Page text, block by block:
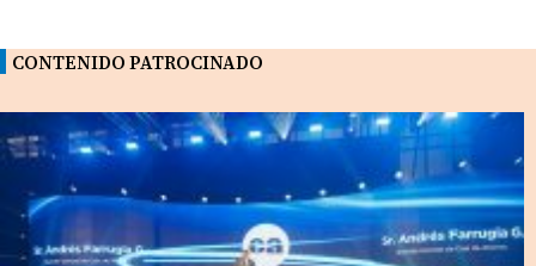
CONTENIDO PATROCINADO